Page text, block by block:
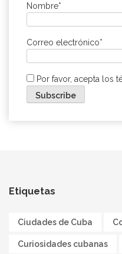
Nombre*
Correo electrónico*
Por favor, acepta los
Etiquetas
Ciudades de Cuba
Curiosidades cubanas